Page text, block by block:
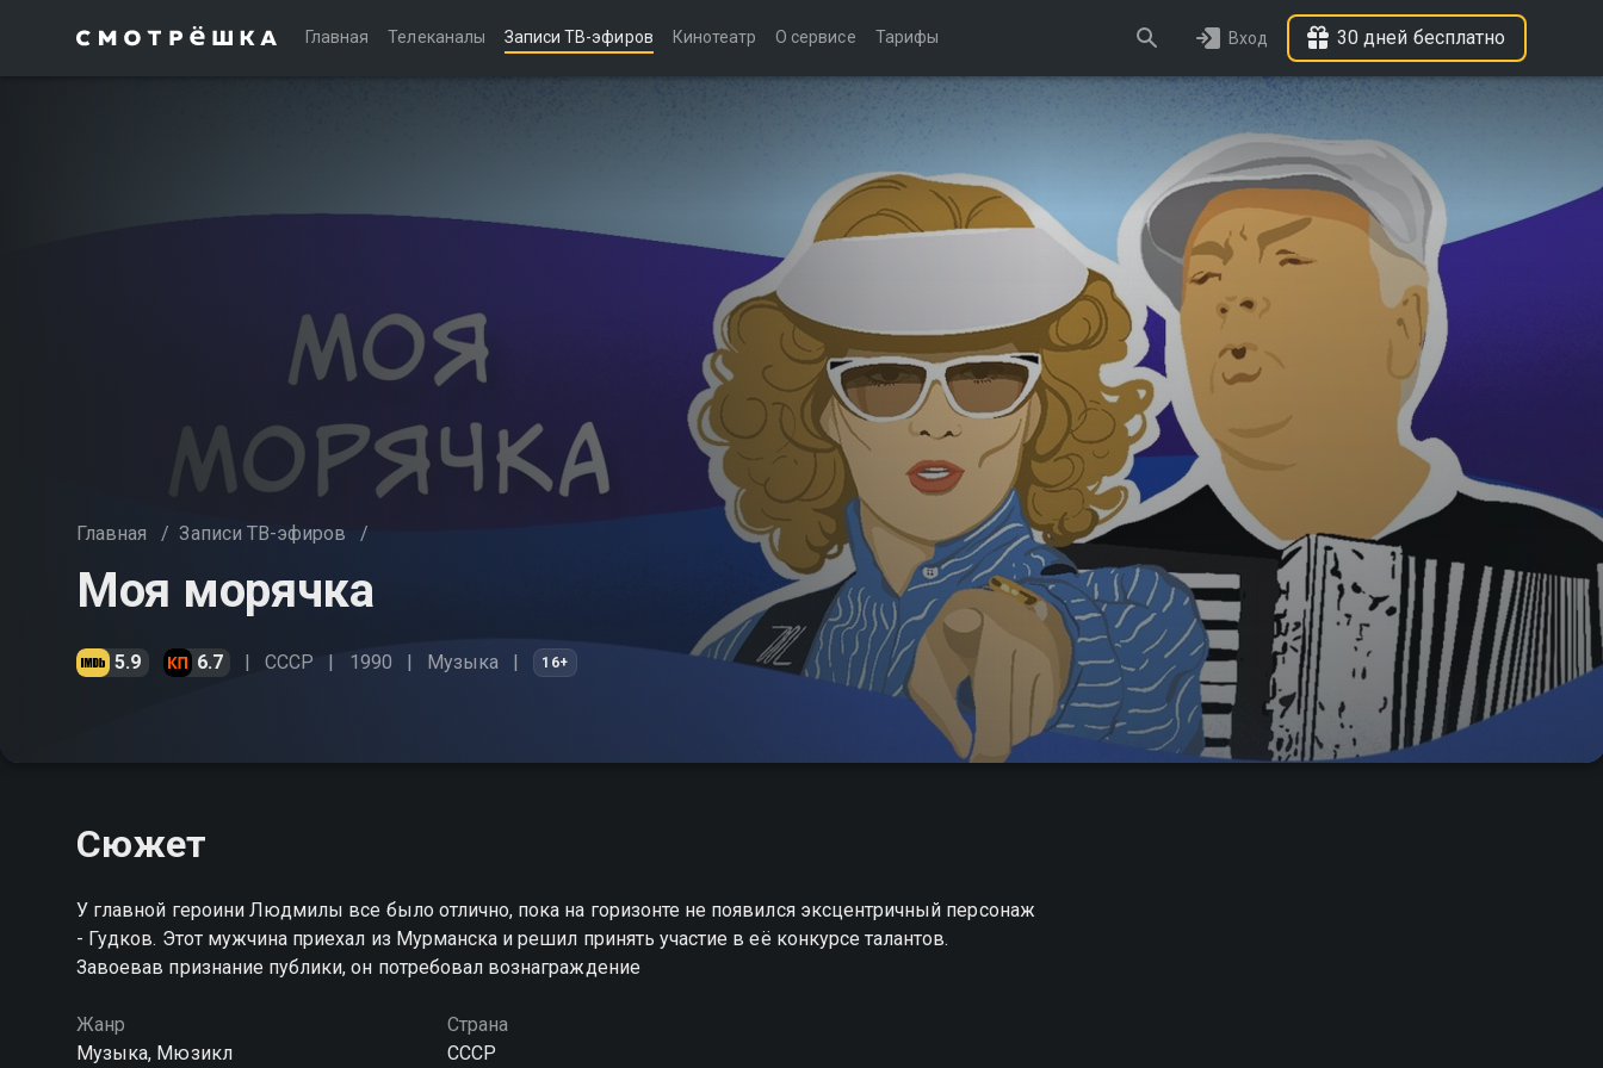
Главная Телеканалы Записи ТВ-эфиров Кинотеатр О сервисе Тарифы Вход 30 дней бесплатно
Главная / Записи ТВ-эфиров /
Моя морячка
5.9 6.7 СССР 1990 Музыка 16+
Сюжет
У главной героини Людмилы все было отлично, пока на горизонте не появился эксцентричный персонаж
- Гудков. Этот мужчина приехал из Мурманска и решил принять участие в её конкурсе талантов.
Завоевав признание публики, он потребовал вознаграждение
Жанр
Музыка, Мюзикл
Страна
СССР